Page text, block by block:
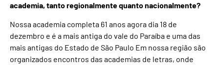
academia, tanto regionalmente quanto nacionalmente?
Nossa academia completa 61 anos agora dia 18 de
dezembro e é a mais antiga do vale do Paraíba e uma das
mais antigas do Estado de São Paulo Em nossa região são
organizados encontros das academias de letras, onde